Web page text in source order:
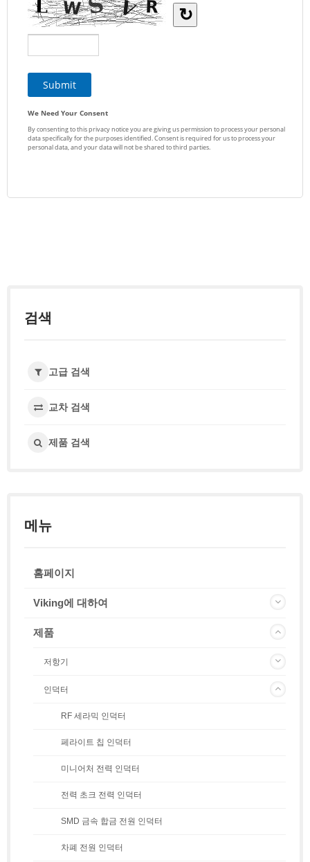
검색
고급 검색
교차 검색
제품 검색
메뉴
홈페이지
Viking에 대하여
제품
저항기
인덕터
RF 세라믹 인덕터
페라이트 칩 인덕터
미니어처 전력 인덕터
전력 초크 전력 인덕터
SMD 금속 합금 전원 인덕터
차폐 전원 인덕터